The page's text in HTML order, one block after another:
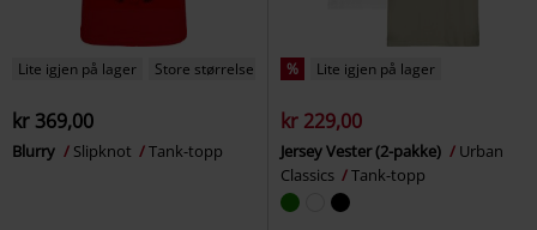
Lite igjen på lager Store størrelser
kr 369,00
Blurry Slipknot Tank-topp
% Lite igjen på lager
kr 229,00
Jersey Vester (2-pakke)
Urban
Classics
Tank-topp